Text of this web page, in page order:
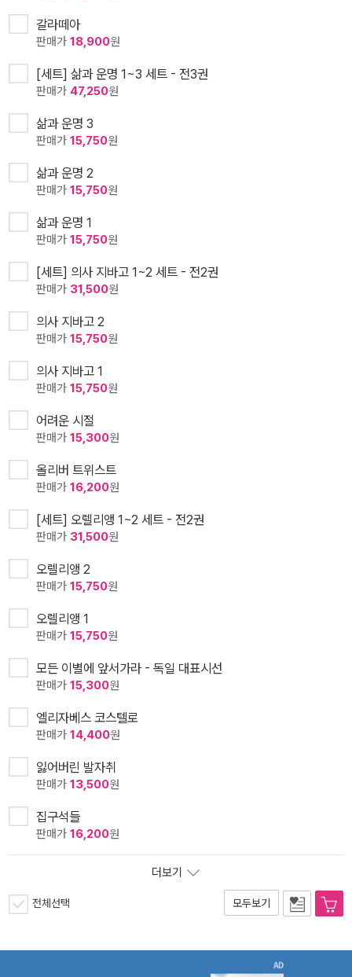
갈라떼아
판매가 18,900원
[세트] 삶과 운명 1~3 세트 - 전3권
판매가 47,250원
삶과 운명 3
판매가 15,750원
삶과 운명 2
판매가 15,750원
삶과 운명 1
판매가 15,750원
[세트] 의사 지바고 1~2 세트 - 전2권
판매가 31,500원
의사 지바고 2
판매가 15,750원
의사 지바고 1
판매가 15,750원
어려운 시절
판매가 15,300원
올리버 트위스트
판매가 16,200원
[세트] 오렐리앵 1~2 세트 - 전2권
판매가 31,500원
오렐리앵 2
판매가 15,750원
오렐리앵 1
판매가 15,750원
모든 이별에 앞서가라 - 독일 대표시선
판매가 15,300원
엘리자베스 코스텔로
판매가 14,400원
잃어버린 발자취
판매가 13,500원
집구석들
판매가 16,200원
더보기
전체선택 모두보기